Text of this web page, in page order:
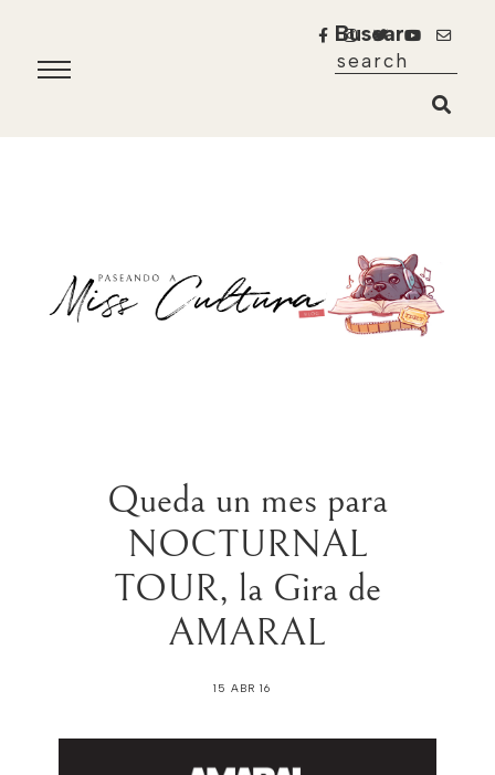
Buscar
Queda un mes para
NOCTURNAL
TOUR, la Gira de
AMARAL
15 ABR 16